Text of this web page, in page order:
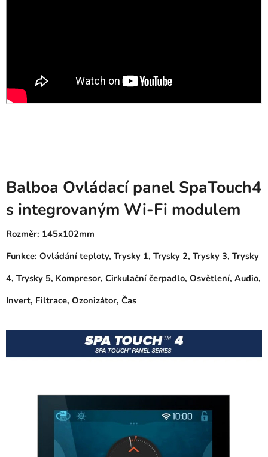
Balboa Ovládací panel SpaTouch4
s integrovaným Wi-Fi modulem
Rozměr: 145x102mm
Funkce: Ovládání teploty, Trysky 1, Trysky 2, Trysky 3, Trysky
4, Trysky 5, Kompresor, Cirkulační čerpadlo, Osvětlení, Audio,
Invert, Filtrace, Ozonizátor, Čas